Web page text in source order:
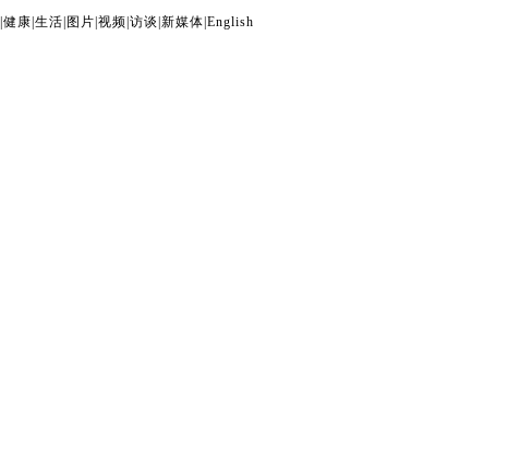
健康 生活 图片 视频 访谈 新媒体 English